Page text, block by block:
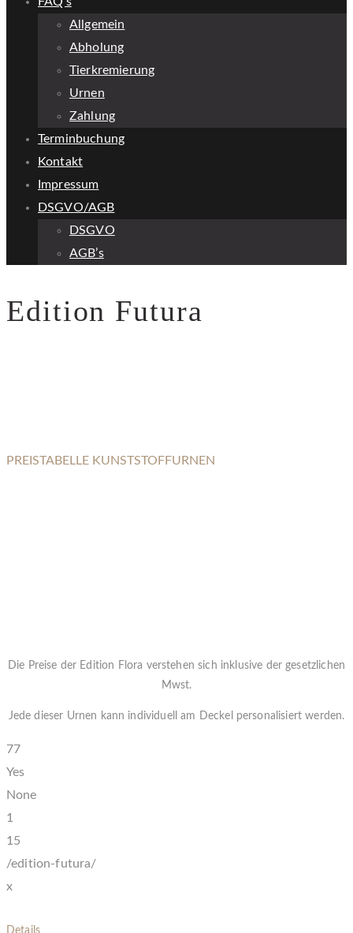
Allgemein
Abholung
Tierkremierung
Urnen
Zahlung
Terminbuchung
Kontakt
Impressum
DSGVO/AGB
DSGVO
AGB’s
Edition Futura
PREISTABELLE KUNSTSTOFFURNEN
Die Preise der Edition Flora verstehen sich inklusive der gesetzlichen
Mwst.
Jede dieser Urnen kann individuell am Deckel personalisiert werden.
77
Yes
None
1
15
/edition-futura/
x
Details